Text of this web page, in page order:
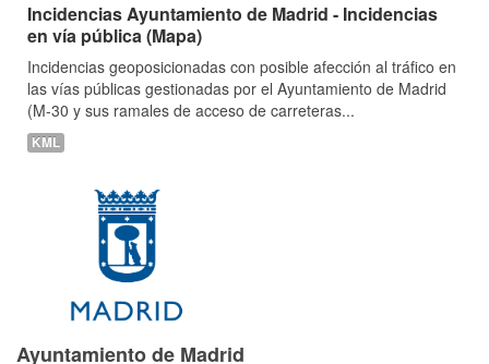
Incidencias Ayuntamiento de Madrid - Incidencias
en vía pública (Mapa)
Incidencias geoposicionadas con posible afección al tráfico en
las vías públicas gestionadas por el Ayuntamiento de Madrid
(M-30 y sus ramales de acceso de carreteras...
KML
Ayuntamiento de Madrid